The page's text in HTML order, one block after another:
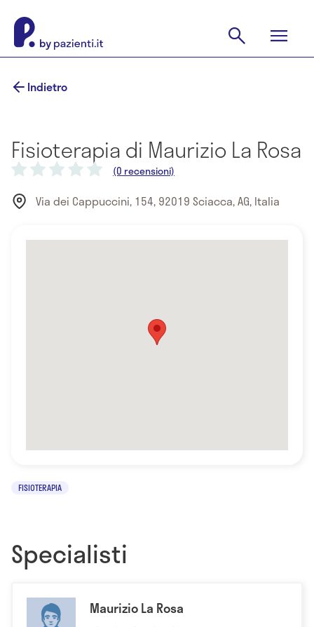
Indietro
Fisioterapia di Maurizio La Rosa
(0 recensioni)
Via dei Cappuccini, 154, 92019 Sciacca, AG, Italia
FISIOTERAPIA
Specialisti
Maurizio La Rosa